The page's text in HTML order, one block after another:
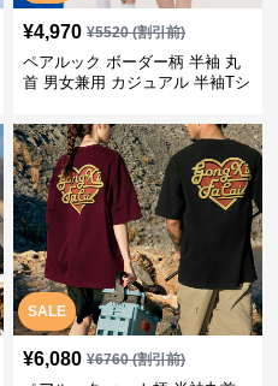
¥4,970 ¥5520(割引前)
ペアルック ボーダー柄 半袖 丸
首 男女兼用 カジュアル 半袖Tシ
SALE
¥6,080 ¥6760(割引前)